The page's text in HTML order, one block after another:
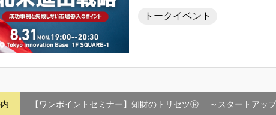
トークイベント
【ワンポイントセミナー】知財のトリセツⓇ ～スタートアッ